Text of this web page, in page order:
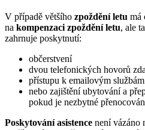
V případě většího zpoždění letu má
na kompenzaci zpoždění letu, ale
zahrnuje poskytnutí:
občerstvení
dvou telefonických hovorů
přístupu k emailovým službám
nebo zajištění ubytování a
pokud je nezbytné
Poskytování asistence není vázáno